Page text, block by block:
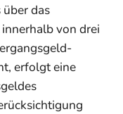
das
von drei
erfolgt eine